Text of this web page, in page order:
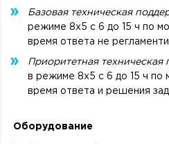
Базовая техническая
режиме 8х5 с 6 до 15 ч по
время ответа не
Приоритетная техническая
в режиме 8х5 с 6 до 15 ч по
время ответа и решения
Оборудование